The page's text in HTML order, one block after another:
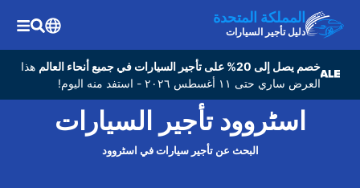
المملكة المتحدة
دليل تأجير السيارات
خصم يصل إلى 20% على تأجير السيارات في جميع أنحاء العالم
هذا
العرض ساري حتى ١١ أغسطس ٢٠٢٦ - استفد منه اليوم!
اسٹروود تأجير السيارات
البحث عن تأجير سيارات في اسٹروود